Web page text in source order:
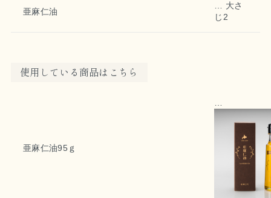
亜麻仁油
大さ
じ2
使用している商品はこちら
亜麻仁油95ｇ